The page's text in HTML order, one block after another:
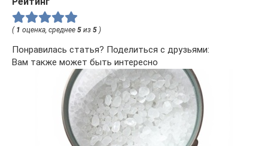
( 1 оценка, среднее 5 из 5 )
Понравилась статья? Поделиться с друзьями:
Вам также может быть интересно